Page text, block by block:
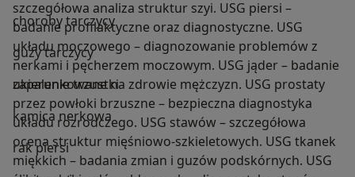
szczegółowa analiza struktur szyi. USG piersi –
badanie profilaktyczne oraz diagnostyczne. USG
układu moczowego – diagnozowanie problemów z
nerkami i pęcherzem moczowym. USG jąder – badanie
ukierunkowane na zdrowie mężczyzn. USG prostaty
przez powłoki brzuszne – bezpieczna diagnostyka
układu rozrodczego. USG stawów – szczegółowa
ocena struktur mięśniowo-szkieletowych. USG tkanek
miękkich – badania zmian i guzów podskórnych. USG
choroby tarczycy
guzy tarczycy
zapalenie trzustki
kamica nerkowa
rak piersi